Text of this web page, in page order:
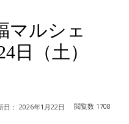
マルシェ
日（土）
日： 2026年1月22日 閲覧数 1708